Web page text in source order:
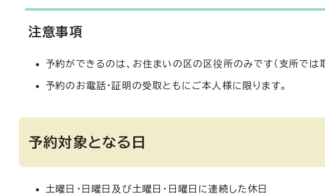
注意事項
予約ができるのは、お住まいの区の区役所のみです（支所では取
予約のお電話・証明の受取ともにご本人様に限ります。
予約対象となる日
土曜日・日曜日及び土曜日・日曜日に連続した休日